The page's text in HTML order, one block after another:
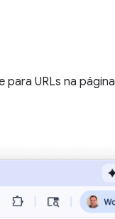
URLs na página